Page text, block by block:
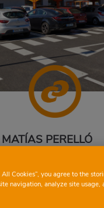
PERELLÓ
90 12
Cookies”, you agree to the
navigation, analyze site usage,